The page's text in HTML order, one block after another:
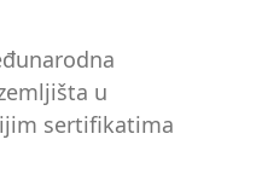
u
sertifikatima